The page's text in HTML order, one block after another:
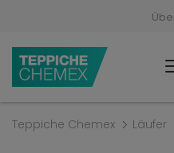
Teppiche Chemex Läufer